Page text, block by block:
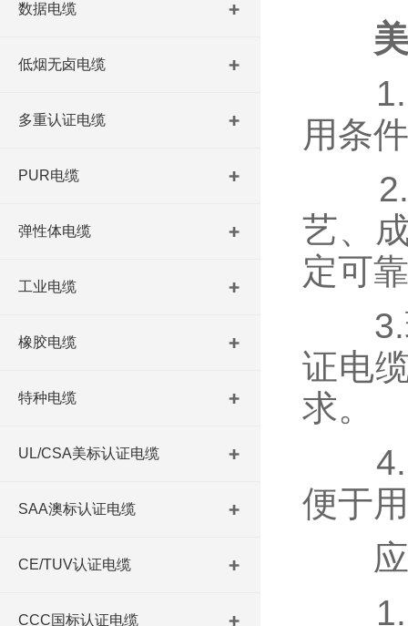
数据电缆
低烟无卤电缆
多重认证电缆
PUR电缆
弹性体电缆
工业电缆
橡胶电缆
特种电缆
UL/CSA美标认证电缆
SAA澳标认证电缆
CE/TUV认证电缆
CCC国标认证电缆
1.安
用条
2.质
艺、
定可
3.环
证电
求。
4.兼
便于
应
1.建